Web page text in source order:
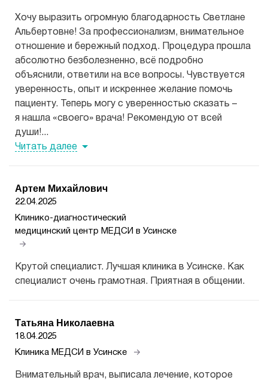
Хочу выразить огромную благодарность Светлане
Альбертовне! За профессионализм, внимательное
отношение и бережный подход. Процедура прошла
абсолютно безболезненно, всё подробно
объяснили, ответили на все вопросы. Чувствуется
уверенность, опыт и искреннее желание помочь
пациенту. Теперь могу с уверенностью сказать –
я нашла «своего» врача! Рекомендую от всей
души!...
Читать далее
Артем Михайлович
22.04.2025
Клинико-диагностический
медицинский центр МЕДСИ в Усинске
Крутой специалист. Лучшая клиника в Усинске. Как
специалист очень грамотная. Приятная в общении.
Татьяна Николаевна
18.04.2025
Клиника МЕДСИ в Усинске
Внимательный врач, выписала лечение, которое